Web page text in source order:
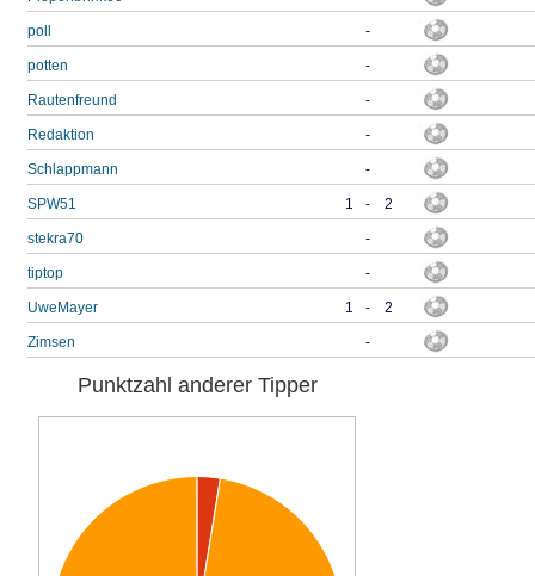
poll -
potten -
Rautenfreund -
Redaktion -
Schlappmann -
SPW51 1 - 2
stekra70 -
tiptop -
UweMayer 1 - 2
Zimsen -
Punktzahl anderer Tipper